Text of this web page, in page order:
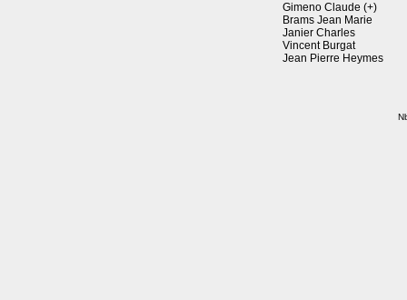
Gimeno Claude (+)
Brams Jean Marie
Janier Charles
Vincent Burgat
Jean Pierre Heymes